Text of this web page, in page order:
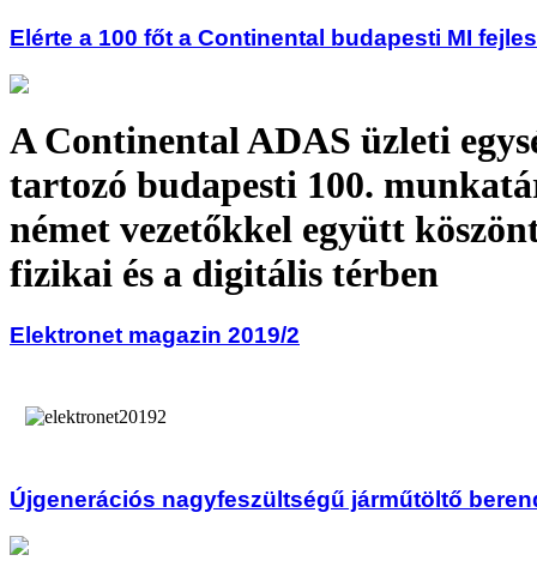
Elérte a 100 főt a Continental budapesti MI
A Continental ADAS üzleti
tartozó budapesti 100.
német vezetőkkel együtt
fizikai és a digitális térben
Elektronet magazin 2019/2
Újgenerációs nagyfeszültségű járműtöltő